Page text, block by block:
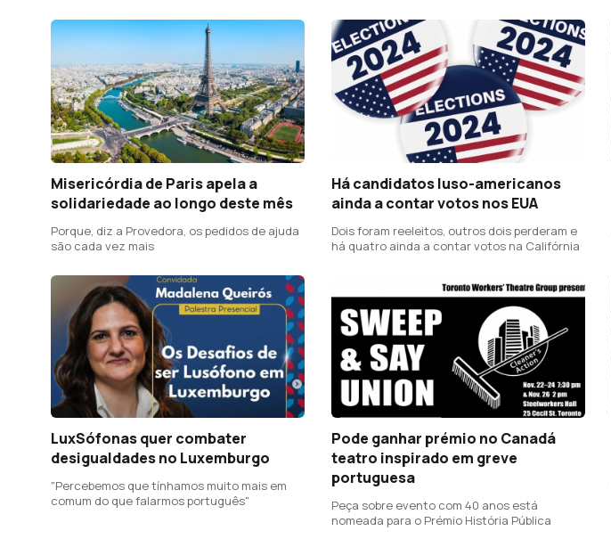
Misericórdia de Paris apela a
solidariedade ao longo deste mês
Porque, diz a Provedora, os pedidos de ajuda
são cada vez mais
Há candidatos luso-americanos
ainda a contar votos nos EUA
Dois foram reeleitos, outros dois perderam e
há quatro ainda a contar votos na Califórnia
LuxSófonas quer combater
desigualdades no Luxemburgo
"Percebemos que tínhamos muito mais em
comum do que falarmos português"
Pode ganhar prémio no Canadá
teatro inspirado em greve
portuguesa
Peça sobre evento com 40 anos está
nomeada para o Prémio História Pública